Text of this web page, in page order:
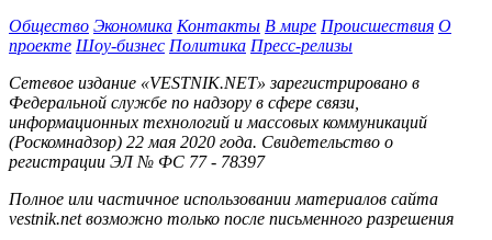
Общество Экономика Контакты В мире Происшествия О
проекте Шоу-бизнес Политика Пресс-релизы
Сетевое издание «VESTNIK.NET» зарегистрировано в
Федеральной службе по надзору в сфере связи,
информационных технологий и массовых коммуникаций
(Роскомнадзор) 22 мая 2020 года. Свидетельство о
регистрации ЭЛ № ФС 77 - 78397
Полное или частичное использовании материалов сайта
vestnik.net возможно только после письменного разрешения